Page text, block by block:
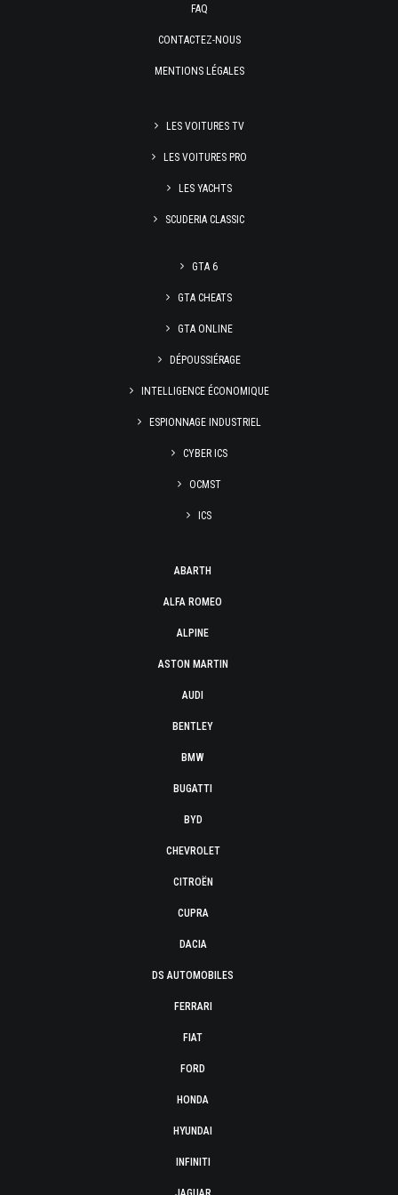
FAQ
CONTACTEZ-NOUS
MENTIONS LÉGALES
LES VOITURES TV
LES VOITURES PRO
LES YACHTS
SCUDERIA CLASSIC
GTA 6
GTA CHEATS
GTA ONLINE
DÉPOUSSIÉRAGE
INTELLIGENCE ÉCONOMIQUE
ESPIONNAGE INDUSTRIEL
CYBER ICS
OCMST
ICS
ABARTH
ALFA ROMEO
ALPINE
ASTON MARTIN
AUDI
BENTLEY
BMW
BUGATTI
BYD
CHEVROLET
CITROËN
CUPRA
DACIA
DS AUTOMOBILES
FERRARI
FIAT
FORD
HONDA
HYUNDAI
INFINITI